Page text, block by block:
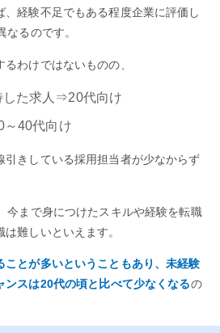
経験不足でもある程度企業に評価し
るのです。
わけではないものの、
した求人⇒20代向け
40代向け
引きしている採用担当者が少なからず
今まで身につけたスキルや経験を転職
難しいといえます。
ことが多いということもあり、未経験
ンスは20代の頃と比べて少なくなるの